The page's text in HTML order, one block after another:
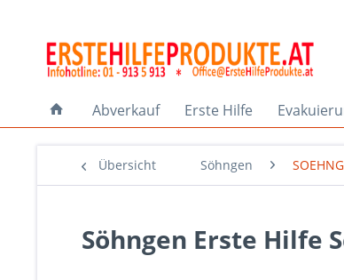
Abverkauf Erste Hilfe
Übersicht Söhngen
Söhngen Erste Hilfe